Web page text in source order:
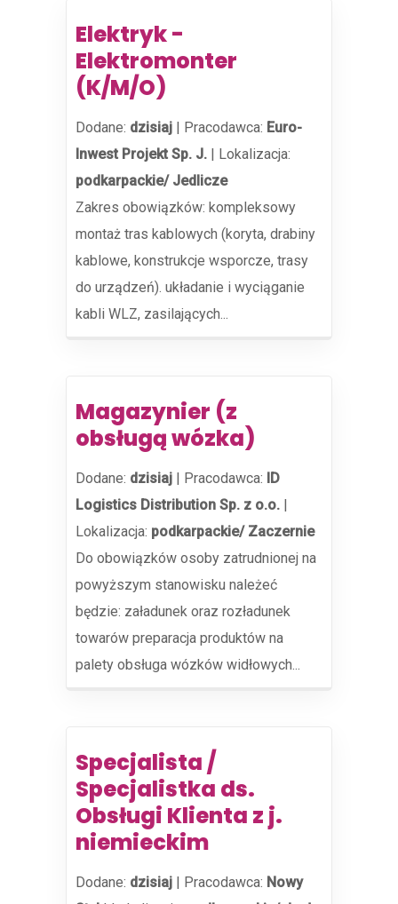
Elektryk -
Elektromonter
(K/M/O)
Dodane: dzisiaj | Pracodawca: Euro-
Inwest Projekt Sp. J. | Lokalizacja:
podkarpackie/ Jedlicze
Zakres obowiązków: kompleksowy
montaż tras kablowych (koryta, drabiny
kablowe, konstrukcje wsporcze, trasy
do urządzeń). układanie i wyciąganie
kabli WLZ, zasilających...
Magazynier (z
obsługą wózka)
Dodane: dzisiaj | Pracodawca: ID
Logistics Distribution Sp. z o.o. |
Lokalizacja: podkarpackie/ Zaczernie
Do obowiązków osoby zatrudnionej na
powyższym stanowisku należeć
będzie: załadunek oraz rozładunek
towarów preparacja produktów na
palety obsługa wózków widłowych...
Specjalista /
Specjalistka ds.
Obsługi Klienta z j.
niemieckim
Dodane: dzisiaj | Pracodawca: Nowy